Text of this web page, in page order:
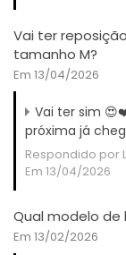
Vai ter
tamanho M?
Em 13/04/2026
Vai ter sim
próxima já
Respondido por
Em 13/04/2026
Qual modelo
Em 13/02/2026